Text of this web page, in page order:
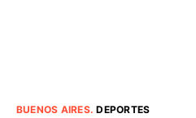
BUENOS AIRES.DEPORTES